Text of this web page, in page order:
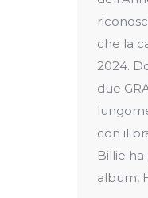
che la
2024.
due
con il
Billie
album,